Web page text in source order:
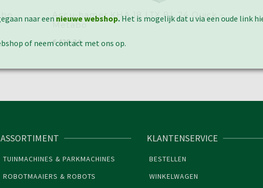
Accu-hamer KHA 18 LTX BL 24 Quick –
Metabo
€428,34
ASSORTIMENT
TUINMACHINES & PARKMACHINES
ROBOTMAAIERS & ROBOTS
KLANTENSERVICE
BESTELLEN
WINKELWAGEN
naar een nieuwe webshop. Het is mogelijk dat u via een oude link
of neem contact met ons op.